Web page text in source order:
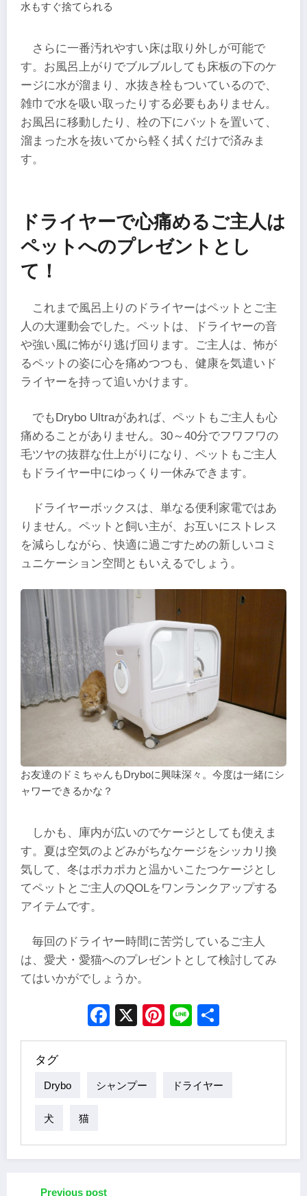
水もすぐ捨てられる
さらに一番汚れやすい床は取り外しが可能で
す。お風呂上がりでブルブルしても床板の下のケ
ージに水が溜まり、水抜き栓もついているので、
雑巾で水を吸い取ったりする必要もありません。
お風呂に移動したり、栓の下にバットを置いて、
溜まった水を抜いてから軽く拭くだけで済みま
す。
ドライヤーで心痛めるご主人は
ペットへのプレゼントとし
て！
これまで風呂上りのドライヤーはペットとご主
人の大運動会でした。ペットは、ドライヤーの音
や強い風に怖がり逃げ回ります。ご主人は、怖が
るペットの姿に心を痛めつつも、健康を気遣いド
ライヤーを持って追いかけます。
でもDrybo Ultraがあれば、ペットもご主人も心
痛めることがありません。30～40分でフワフワの
毛ツヤの抜群な仕上がりになり、ペットもご主人
もドライヤー中にゆっくり一休みできます。
ドライヤーボックスは、単なる便利家電ではあ
りません。ペットと飼い主が、お互いにストレス
を減らしながら、快適に過ごすための新しいコミ
ュニケーション空間ともいえるでしょう。
お友達のドミちゃんもDryboに興味深々。今度は一緒にシ
ャワーできるかな？
しかも、庫内が広いのでケージとしても使えま
す。夏は空気のよどみがちなケージをシッカリ換
気して、冬はポカポカと温かいこたつケージとし
てペットとご主人のQOLをワンランクアップする
アイテムです。
毎回のドライヤー時間に苦労しているご主人
は、愛犬・愛猫へのプレゼントとして検討してみ
てはいかがでしょうか。
Facebook
X Pinterest
Line
タグ
Drybo シャンプー ドライヤー
犬 猫
Previous post